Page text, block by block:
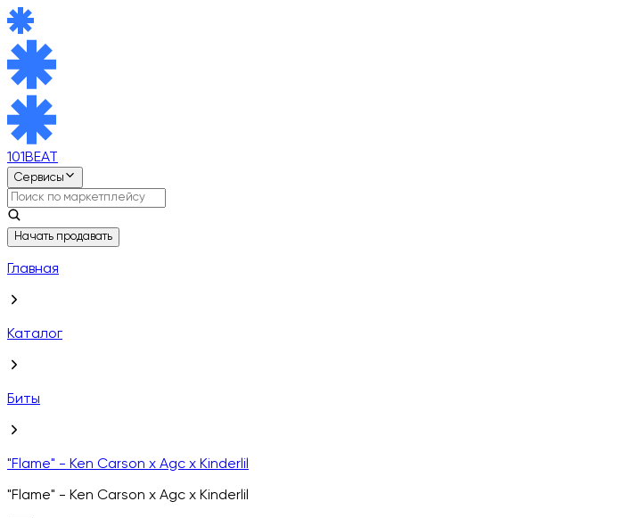
101BEAT
Сервисы
Начать продавать
Главная
Каталог
Биты
"Flame" - Ken Carson x Agc x Kinderlil
"Flame" - Ken Carson x Agc x Kinderlil